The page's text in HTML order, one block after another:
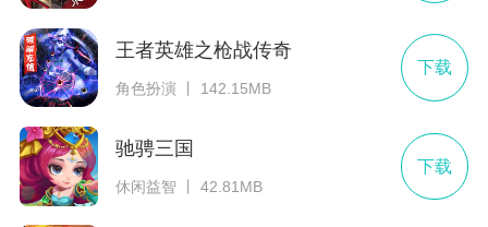
王者英雄之枪战传奇
角色扮演 丨 142.15MB
下载
驰骋三国
休闲益智 丨 42.81MB
下载